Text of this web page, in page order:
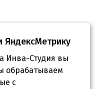
Инва-Студия вы
обрабатываем
с